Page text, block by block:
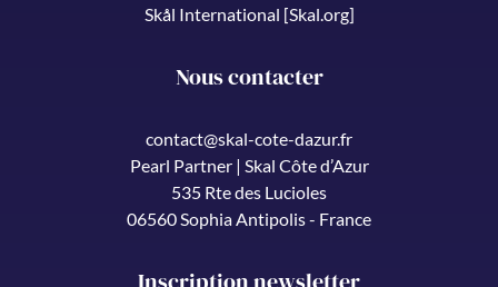
Skål International [Skal.org]
Nous contacter
contact@skal-cote-dazur.fr
Pearl Partner | Skal Côte d’Azur
535 Rte des Lucioles
06560 Sophia Antipolis - France